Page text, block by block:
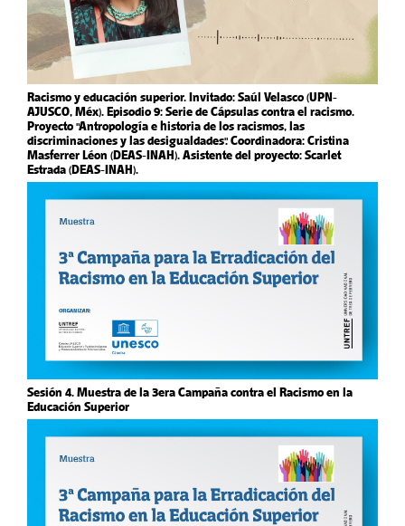
Racismo y educación superior. Invitado: Saúl Velasco (UPN-
AJUSCO, Méx). Episodio 9: Serie de Cápsulas contra el racismo.
Proyecto "Antropología e historia de los racismos, las
discriminaciones y las desigualdades". Coordinadora: Cristina
Masferrer Léon (DEAS-INAH). Asistente del proyecto: Scarlet
Estrada (DEAS-INAH).
Sesión 4. Muestra de la 3era Campaña contra el Racismo en la
Educación Superior